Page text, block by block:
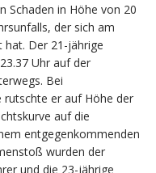
Schaden in Höhe von 20
der sich am
hat. Der 21-jährige
Uhr auf der
Bei
rutschte er auf Höhe der
auf die
entgegenkommenden
wurden der
und die 23-jährige